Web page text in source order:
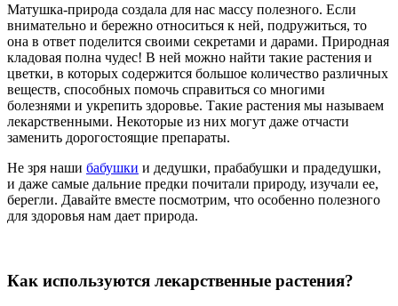
Матушка-природа создала для нас массу полезного. Если
внимательно и бережно относиться к ней, подружиться, то
она в ответ поделится своими секретами и дарами. Природная
кладовая полна чудес! В ней можно найти такие растения и
цветки, в которых содержится большое количество различных
веществ, способных помочь справиться со многими
болезнями и укрепить здоровье. Такие растения мы называем
лекарственными. Некоторые из них могут даже отчасти
заменить дорогостоящие препараты.
Не зря наши бабушки и дедушки, прабабушки и прадедушки,
и даже самые дальние предки почитали природу, изучали ее,
берегли. Давайте вместе посмотрим, что особенно полезного
для здоровья нам дает природа.
Как используются лекарственные растения?